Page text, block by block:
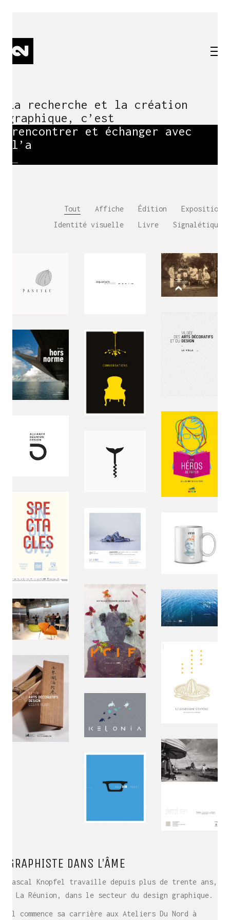
La recherche et la création
graphique, c’est
rencontrer et échanger avec
l’autr
Tout Affiche Édition
Exposition
Identité visuelle
Livre Signalétique
GRAPHISTE DANS L’ÂME
Pascal Knopfel travaille depuis plus de trente ans,
à La Réunion, dans le secteur du design graphique.
Il commence sa carrière aux Ateliers Du Nord à